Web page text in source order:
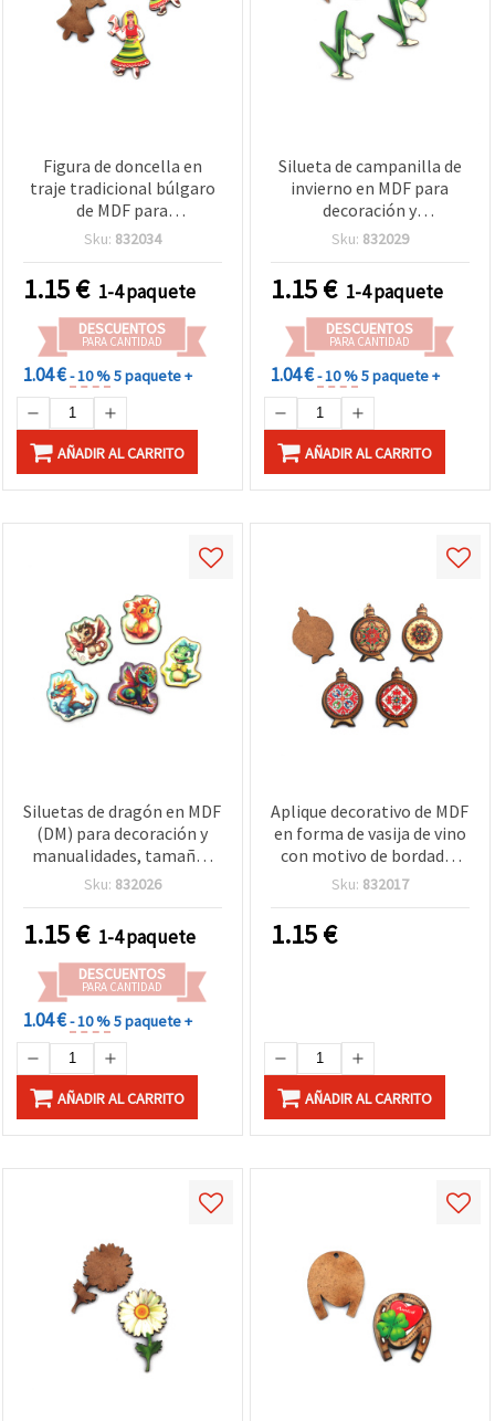
Figura de doncella en
traje tradicional búlgaro
de MDF para
manualidades y
Sku: 832034
1.15€ 1-4 paquete
DESCUENTOS
PARA CANTIDAD
1.04 €- 10 %5 paquete +
AÑADIR AL CARRITO
Silueta de campanilla de
invierno en MDF para
decoración y
manualidades, 40x32x3
Sku: 832029
1.15€ 1-4 paquete
DESCUENTOS
PARA CANTIDAD
1.04 €- 10 %5 paquete +
AÑADIR AL CARRITO
Siluetas de dragón en MDF
(DM) para decoración y
manualidades, tamaños
mixtos 36-39 x 31-38 mm
Sku: 832026
1.15€ 1-4 paquete
DESCUENTOS
PARA CANTIDAD
1.04 €- 10 %5 paquete +
AÑADIR AL CARRITO
Aplique decorativo de MDF
en forma de vasija de vino
con motivo de bordado,
39x27x3 mm, MIX - 5 uds.
Sku: 832017
1.15€
AÑADIR AL CARRITO